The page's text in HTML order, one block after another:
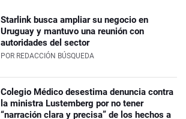
Starlink busca ampliar su negocio en
Uruguay y mantuvo una reunión con
autoridades del sector
POR REDACCIÓN BÚSQUEDA
Colegio Médico desestima denuncia contra
la ministra Lustemberg por no tener
“narración clara y precisa” de los hechos a